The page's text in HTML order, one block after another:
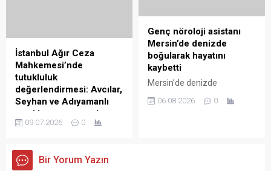
İstanbul Ağır Ceza
Mahkemesi’nde
tutukluluk
değerlendirmesi: Avcılar,
Seyhan ve Adıyamanlı
sanıkların savunmaları
İstanbul Ağır Ceza
Avcılar, Seyhan ve
Adıyamanlı sanıkların
09.07.2026 0
Genç nöroloji asistanı
Mersin’de denizde
boğularak hayatını
kaybetti
Mersin’de denizde
genç nöroloji asistanının
06.08.2026 0
Bir Yorum Yazın